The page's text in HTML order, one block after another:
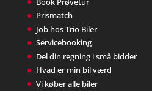
Prismatch
Job hos Trio Biler
Servicebooking
Del din regning i små bidder
Hvad er min bil værd
Vi køber alle biler